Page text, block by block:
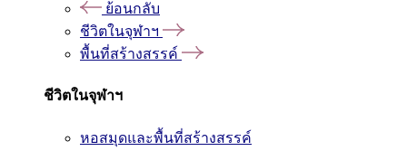
ย้อนกลับ
ชีวิตในจุฬาฯ
พื้นที่สร้างสรรค์
ชีวิตในจุฬาฯ
หอสมุดและพื้นที่สร้างสรรค์